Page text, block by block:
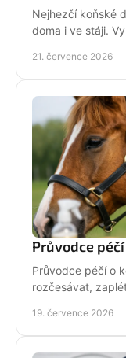
Nejhezčí koňské
doma i ve stáji.
21. července 2026
Průvodce
Průvodce péčí o
rozčesávat,
19. července 2026